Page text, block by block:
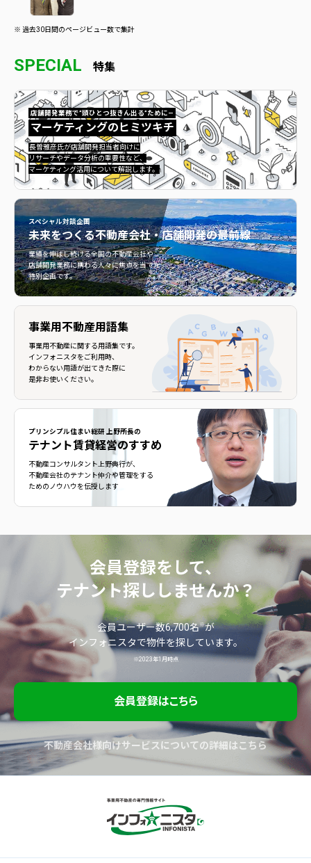
※ 過去30日間のページビュー数で集計
SPECIAL 特集
店舗開発業務で”頭ひとつ抜きん出る”ために—
マーケティングのヒミツキチ
長曽雅彦氏が店舗開発担当者向けに
リサーチやデータ分析の重要性など、
マーケティング活用について解説します。
マーケティングのヒミツキチ">
スペシャル対談企画
未来をつくる不動産会社・店舗開発の最前線
業績を伸ばし続ける全国の不動産会社や
店舗開発業務に携わる人々に焦点を当てた
特別企画です。
不動産会社・店舗開発の最前線">
事業用不動産用語集
事業用不動産に関する用語集です。
インフォニスタをご利用時、
わからない用語が出てきた際に
是非お使いください。
プリンシプル住まい総研 上野所長の
テナント賃貸経営のすすめ
不動産コンサルタント上野典行が、
不動産会社のテナント仲介や管理をする
ためのノウハウを伝授します
会員登録をして、
テナント探ししませんか？
会員ユーザー数6,700名※が
インフォニスタで物件を探しています。
※2023年1月時点
会員登録はこちら
不動産会社様向けサービスについての詳細はこちら